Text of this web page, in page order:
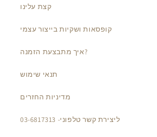
קצת עלינו
קופסאות ושקיות בייצור עצמי
איך מתבצעת הזמנה?
תנאי שימוש
מדיניות החזרים
ליצירת קשר טלפוני- 03-6817313